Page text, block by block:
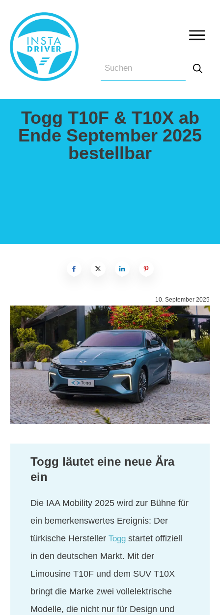
Togg T10F & T10X ab
Ende September 2025
bestellbar
10. September 2025
Togg läutet eine neue Ära
ein
Die IAA Mobility 2025 wird zur Bühne für
ein bemerkenswertes Ereignis: Der
türkische Hersteller Togg startet offiziell
in den deutschen Markt. Mit der
Limousine T10F und dem SUV T10X
bringt die Marke zwei vollelektrische
Modelle, die nicht nur für Design und